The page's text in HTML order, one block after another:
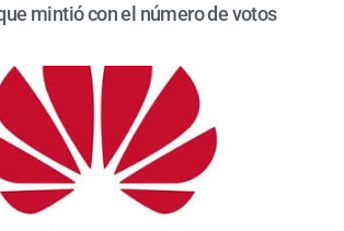
mintió con el número de votos